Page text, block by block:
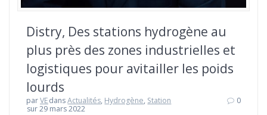
Distry, Des stations hydrogène au
plus près des zones industrielles et
logistiques pour avitailler les poids
lourds
parVEdansActualités, Hydrogène, Station
sur 29 mars 2022
0